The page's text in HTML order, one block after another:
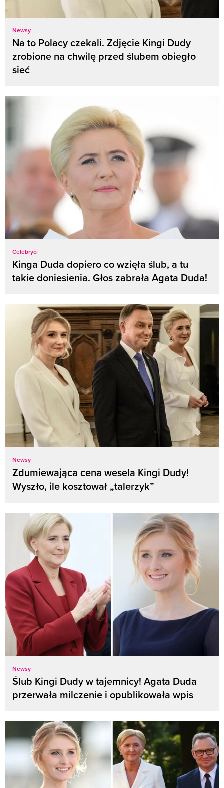
Newsy
Na to Polacy czekali. Zdjęcie Kingi Dudy
zrobione na chwilę przed ślubem obiegło
sieć
Celebryci
Kinga Duda dopiero co wzięła ślub, a tu
takie doniesienia. Głos zabrała Agata Duda!
Newsy
Zdumiewająca cena wesela Kingi Dudy!
Wyszło, ile kosztował „talerzyk”
Newsy
Ślub Kingi Dudy w tajemnicy! Agata Duda
przerwała milczenie i opublikowała wpis